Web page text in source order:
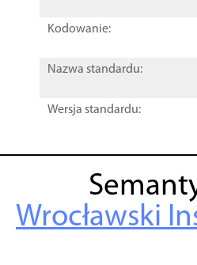
Kodowanie:
Nazwa standardu:
Wersja standardu:
Wrocławski